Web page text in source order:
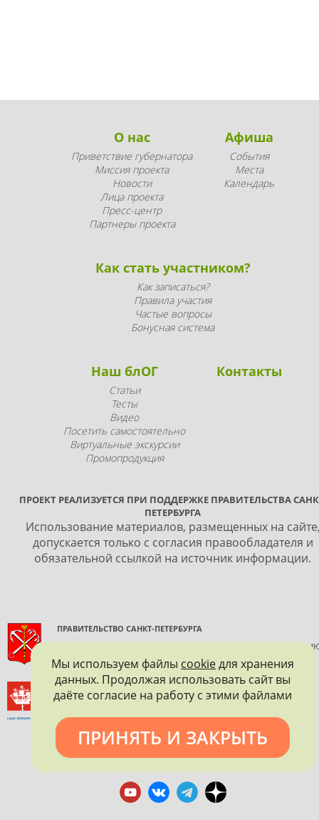
О нас
Приветствие губернатора
Миссия проекта
Новости
Лица проекта
Пресс-центр
Партнеры проекта
Афиша
События
Места
Календарь
Как стать участником?
Как записаться?
Правила участия
Частые вопросы
Бонусная система
Наш блОГ
Статьи
Тесты
Видео
Посетить самостоятельно
Виртуальные экскурсии
Промопродукция
Контакты
ПРОЕКТ РЕАЛИЗУЕТСЯ ПРИ ПОДДЕРЖКЕ ПРАВИТЕЛЬСТВА
ПЕТЕРБУРГА
Использование материалов, размещенных на
допускается только с согласия правообладателя и
обязательной ссылкой на источник информации.
ПРАВИТЕЛЬСТВО САНКТ-ПЕТЕРБУРГА
КОМИТЕТ ПО ГОСУДАРСТВЕННОМУ КОНТРОЛЮ,
И ОХРАНЕ ПАМЯТНИКОВ ИСТОРИИ И КУЛЬТУРЫ
ВСЕРОССИЙСКОЕ ОБЩЕСТВО ОХРАНЫ ПАМЯТНИКОВ
ИСТОРИИ И КУЛЬТУРЫ
САНКТ-ПЕТЕРБУРГСКОЕ ГОРОДСКОЕ ОТДЕЛЕНИЕ
Мы используем файлы cookieдля хранения
данных. Продолжая использовать сайт вы
даёте согласие на работу с этими файлами
ПРИНЯТЬ И ЗАКРЫТЬ